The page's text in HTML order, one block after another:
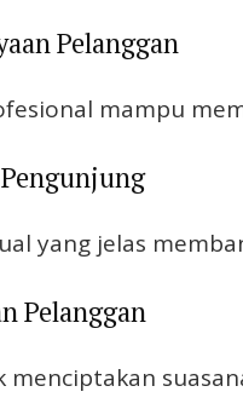
Pelanggan
mampu
yang jelas
Pelanggan
menciptakan